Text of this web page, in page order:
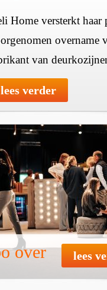
Home versterkt haar
overname
van
lees verder
over lees